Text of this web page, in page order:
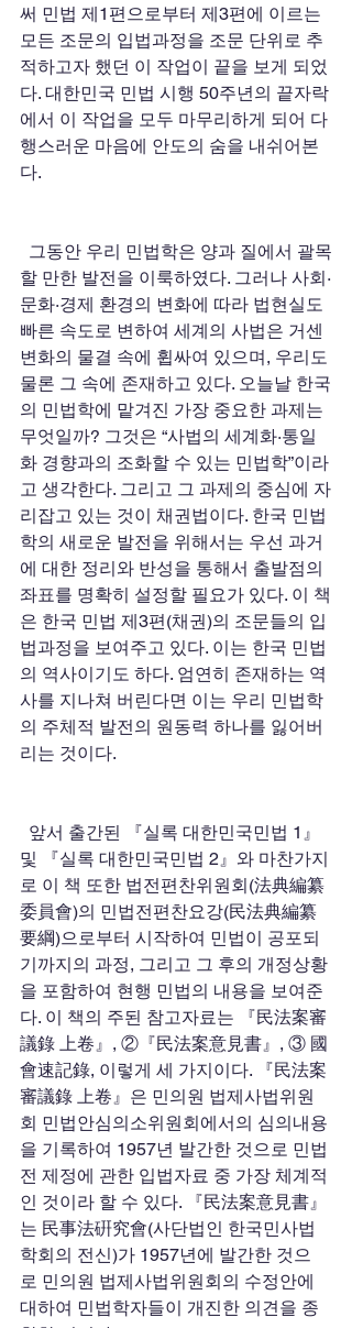
써 민법 제1편으로부터 제3편에 이르는
모든 조문의 입법과정을 조문 단위로 추
적하고자 했던 이 작업이 끝을 보게 되었
다. 대한민국 민법 시행 50주년의 끝자락
에서 이 작업을 모두 마무리하게 되어 다
행스러운 마음에 안도의 숨을 내쉬어본
다.
할 만한 발전을 이룩하였다. 그러나 사회·
문화·경제 환경의 변화에 따라 법현실도
빠른 속도로 변하여 세계의 사법은 거센
변화의 물결 속에 휩싸여 있으며, 우리도
물론 그 속에 존재하고 있다. 오늘날 한국
의 민법학에 맡겨진 가장 중요한 과제는
무엇일까? 그것은 “사법의 세계화·통일
화 경향과의 조화할 수 있는 민법학”이라
고 생각한다. 그리고 그 과제의 중심에 자
리잡고 있는 것이 채권법이다. 한국 민법
학의 새로운 발전을 위해서는 우선 과거
에 대한 정리와 반성을 통해서 출발점의
좌표를 명확히 설정할 필요가 있다. 이 책
은 한국 민법 제3편(채권)의 조문들의 입
법과정을 보여주고 있다. 이는 한국 민법
의 역사이기도 하다. 엄연히 존재하는 역
사를 지나쳐 버린다면 이는 우리 민법학
의 주체적 발전의 원동력 하나를 잃어버
리는 것이다.
및 『실록 대한민국민법 2』와 마찬가지
로 이 책 또한 법전편찬위원회(法典編纂
委員會)의 민법전편찬요강(民法典編纂
要綱)으로부터 시작하여 민법이 공포되
기까지의 과정, 그리고 그 후의 개정상황
을 포함하여 현행 민법의 내용을 보여준
다. 이 책의 주된 참고자료는 『民法案審
議錄 上卷』, ②『民法案意見書』, ③ 國
會速記錄, 이렇게 세 가지이다. 『民法案
審議錄 上卷』은 민의원 법제사법위원
회 민법안심의소위원회에서의 심의내용
을 기록하여 1957년 발간한 것으로 민법
전 제정에 관한 입법자료 중 가장 체계적
인 것이라 할 수 있다. 『民法案意見書』
는 民事法硏究會(사단법인 한국민사법
학회의 전신)가 1957년에 발간한 것으
로 민의원 법제사법위원회의 수정안에
대하여 민법학자들이 개진한 의견을 종